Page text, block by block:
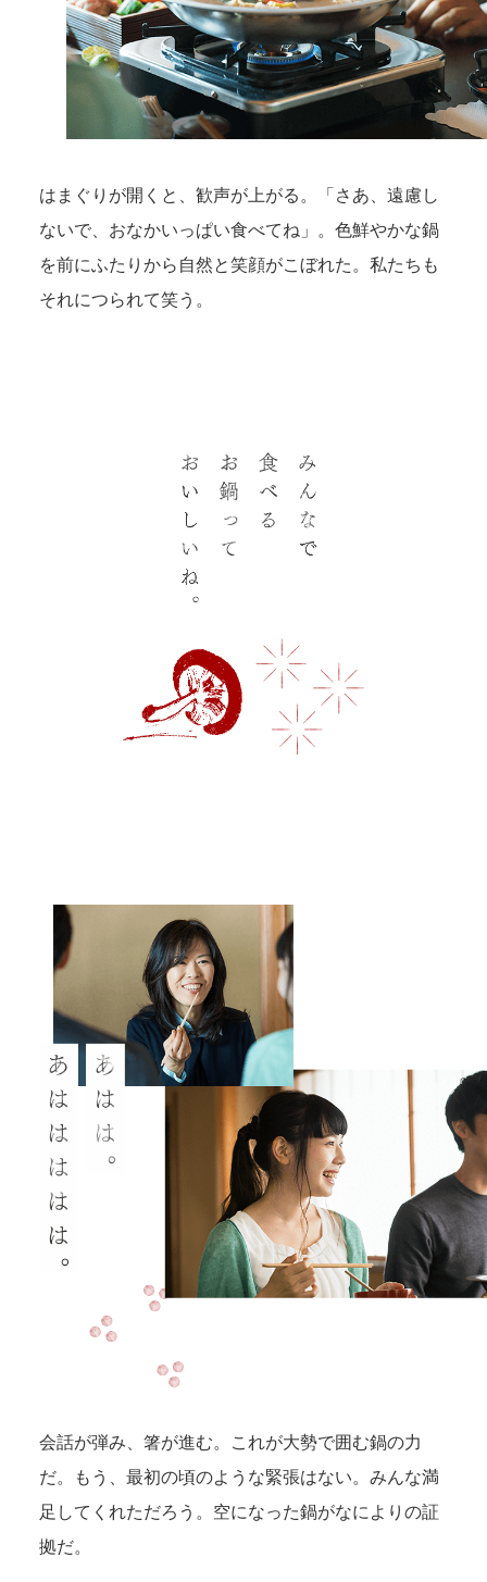
はまぐりが開くと、歓声が上がる。「さあ、遠慮し
ないで、おなかいっぱい食べてね」。色鮮やかな鍋
を前にふたりから自然と笑顔がこぼれた。私たちも
それにつられて笑う。
会話が弾み、箸が進む。これが大勢で囲む鍋の力
だ。もう、最初の頃のような緊張はない。みんな満
足してくれただろう。空になった鍋がなによりの証
拠だ。